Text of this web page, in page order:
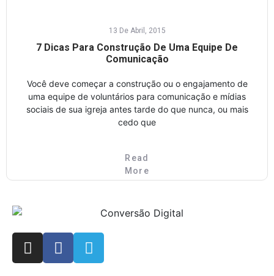
13 De Abril, 2015
7 Dicas Para Construção De Uma Equipe De
Comunicação
Você deve começar a construção ou o engajamento de
uma equipe de voluntários para comunicação e mídias
sociais de sua igreja antes tarde do que nunca, ou mais
cedo que
Read
More